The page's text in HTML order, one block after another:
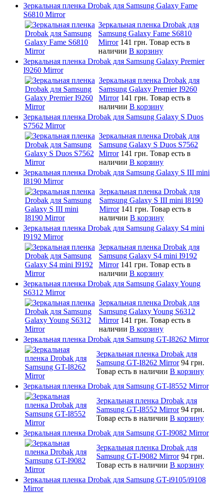
Зеркальная пленка Drobak для Samsung Galaxy Fame
S6810 Mirror
Зеркальная пленка Drobak для
Samsung Galaxy Fame S6810
Mirror 141 грн. Товар есть в
наличии В корзину
Зеркальная пленка Drobak для Samsung Galaxy Premier
I9260 Mirror
Зеркальная пленка Drobak для
Samsung Galaxy Premier I9260
Mirror 141 грн. Товар есть в
наличии В корзину
Зеркальная пленка Drobak для Samsung Galaxy S Duos
S7562 Mirror
Зеркальная пленка Drobak для
Samsung Galaxy S Duos S7562
Mirror 141 грн. Товар есть в
наличии В корзину
Зеркальная пленка Drobak для Samsung Galaxy S III mini
I8190 Mirror
Зеркальная пленка Drobak для
Samsung Galaxy S III mini I8190
Mirror 141 грн. Товар есть в
наличии В корзину
Зеркальная пленка Drobak для Samsung Galaxy S4 mini
I9192 Mirror
Зеркальная пленка Drobak для
Samsung Galaxy S4 mini I9192
Mirror 141 грн. Товар есть в
наличии В корзину
Зеркальная пленка Drobak для Samsung Galaxy Young
S6312 Mirror
Зеркальная пленка Drobak для
Samsung Galaxy Young S6312
Mirror 141 грн. Товар есть в
наличии В корзину
Зеркальная пленка Drobak для Samsung GT-I8262 Mirror
Зеркальная пленка Drobak для
Samsung GT-I8262 Mirror 94 грн.
Товар есть в наличии В корзину
Зеркальная пленка Drobak для Samsung GT-I8552 Mirror
Зеркальная пленка Drobak для
Samsung GT-I8552 Mirror 94 грн.
Товар есть в наличии В корзину
Зеркальная пленка Drobak для Samsung GT-I9082 Mirror
Зеркальная пленка Drobak для
Samsung GT-I9082 Mirror 94 грн.
Товар есть в наличии В корзину
Зеркальная пленка Drobak для Samsung GT-i9105/i9108
Mirror